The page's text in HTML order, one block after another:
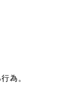
為。